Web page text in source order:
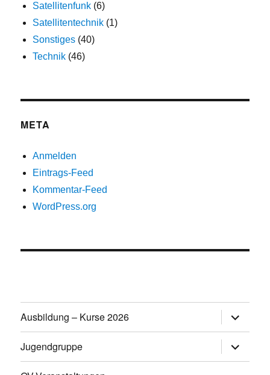
Satellitenfunk (6)
Satellitentechnik (1)
Sonstiges (40)
Technik (46)
META
Anmelden
Eintrags-Feed
Kommentar-Feed
WordPress.org
Ausbildung – Kurse 2026
öffnen
Jugendgruppe
öffnen